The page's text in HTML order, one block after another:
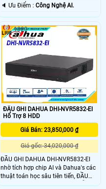
️🔈 Ưu Điểm :Công Nghệ AI.
ĐẦU GHI DAHUA DHI-NVR5832-EI
Hổ Trợ 8 HDD
Giá Bán: 23,850,000 ₫
Giá gốc: 34,020,000 ₫
ĐẦU GHI DAHUA DHI-NVR5832-EI
nhờ tích hợp chip AI và Dahua's các
thuật toán học sâu tiên tiến, ĐẦU
GHI DAHUA DHI-NVR5832-EI hỗ trợ
1823